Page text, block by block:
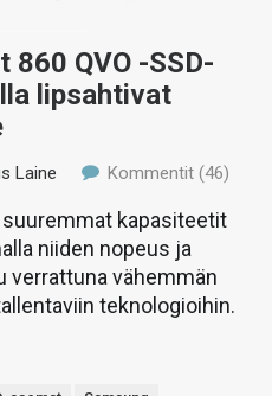
860 QVO -SSD-
lipsahtivat
Laine Kommentit (46)
kapasiteetit
niiden nopeus ja
verrattuna vähemmän
teknologioihin.